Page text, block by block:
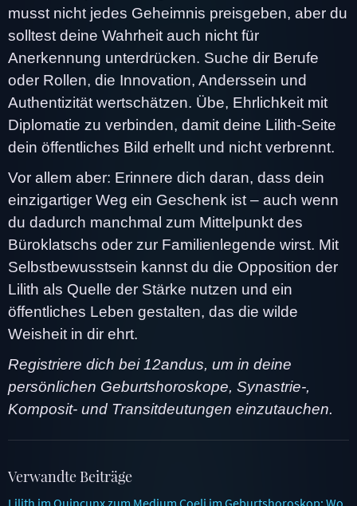
musst nicht jedes Geheimnis preisgeben, aber du
solltest deine Wahrheit auch nicht für
Anerkennung unterdrücken. Suche dir Berufe
oder Rollen, die Innovation, Anderssein und
Authentizität wertschätzen. Übe, Ehrlichkeit mit
Diplomatie zu verbinden, damit deine Lilith-Seite
dein öffentliches Bild erhellt und nicht verbrennt.
Vor allem aber: Erinnere dich daran, dass dein
einzigartiger Weg ein Geschenk ist – auch wenn
du dadurch manchmal zum Mittelpunkt des
Büroklatschs oder zur Familienlegende wirst. Mit
Selbstbewusstsein kannst du die Opposition der
Lilith als Quelle der Stärke nutzen und ein
öffentliches Leben gestalten, das die wilde
Weisheit in dir ehrt.
Registriere dich bei 12andus, um in deine
persönlichen Geburtshoroskope, Synastrie-,
Komposit- und Transitdeutungen einzutauchen.
Verwandte Beiträge
Lilith im Quincunx zum Medium Coeli im Geburtshoroskop: Wo